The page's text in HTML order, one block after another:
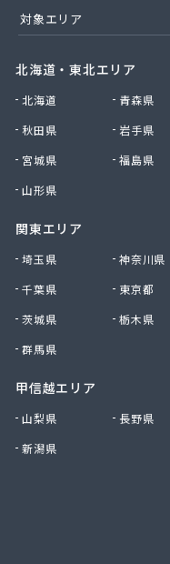
対象エリア
北海道・東北エリア
北海道
青森県
秋田県
岩手県
宮城県
福島県
山形県
関東エリア
埼玉県
神奈川県
千葉県
東京都
茨城県
栃木県
群馬県
甲信越エリア
山梨県
長野県
新潟県